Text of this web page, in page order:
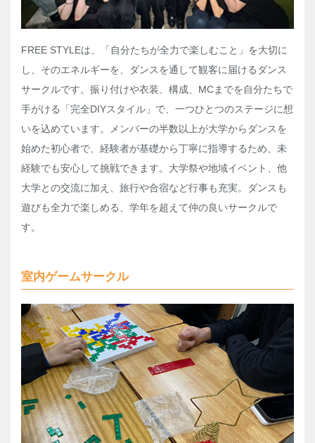
FREE STYLEは、「自分たちが全力で楽しむこと」を大切に
し、そのエネルギーを、ダンスを通して観客に届けるダンス
サークルです。振り付けや衣装、構成、MCまでを自分たちで
手がける「完全DIYスタイル」で、一つひとつのステージに想
いを込めています。メンバーの半数以上が大学からダンスを
始めた初心者で、経験者が基礎から丁寧に指導するため、未
経験でも安心して挑戦できます。大学祭や地域イベント、他
大学との交流に加え、旅行や合宿など行事も充実。ダンスも
遊びも全力で楽しめる、学年を超えて仲の良いサークルで
す。
室内ゲームサークル